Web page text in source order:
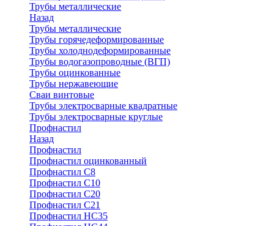
Трубы металлические
Назад
Трубы металлические
Трубы горячедеформированные
Трубы холоднодеформированные
Трубы водогазопроводные (ВГП)
Трубы оцинкованные
Трубы нержавеющие
Сваи винтовые
Трубы электросварные квадратные
Трубы электросварные круглые
Профнастил
Назад
Профнастил
Профнастил оцинкованный
Профнастил С8
Профнастил С10
Профнастил С20
Профнастил С21
Профнастил НС35